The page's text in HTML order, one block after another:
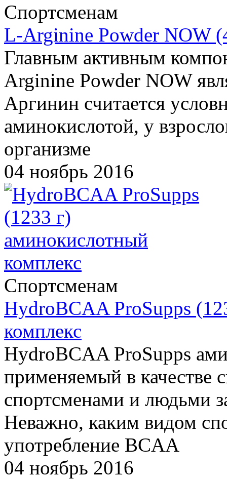
Спортсменам
L-Arginine Powder NOW
Главным активным
Arginine Powder NOW
Аргинин считается
аминокислотой, у
организме
04 ноябрь 2016
Спортсменам
HydroBCAA ProSupps
комплекс
HydroBCAA ProSupps
применяемый в качестве
спортсменами и людьми
Неважно, каким видом
употребление BCAA
04 ноябрь 2016